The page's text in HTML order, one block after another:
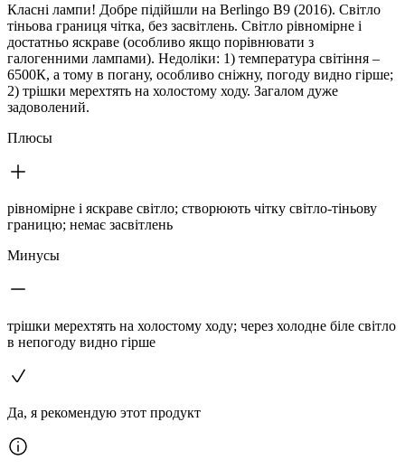
Класні лампи! Добре підійшли на Berlingo B9 (2016). Світло
тіньова границя чітка, без засвітлень. Світло рівномірне і
достатньо яскраве (особливо якщо порівнювати з
галогенними лампами). Недоліки: 1) температура світіння –
6500К, а тому в погану, особливо сніжну, погоду видно гірше;
2) трішки мерехтять на холостому ходу. Загалом дуже
задоволений.
Плюсы
рівномірне і яскраве світло; створюють чітку світло-тіньову
границю; немає засвітлень
Минусы
трішки мерехтять на холостому ходу; через холодне біле світло
в непогоду видно гірше
Да, я рекомендую этот продукт